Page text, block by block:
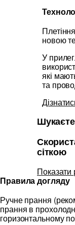
новою
У
які
та
сіткою
Показати
Правила догляду
Ручне прання
прання в
горизонтальному